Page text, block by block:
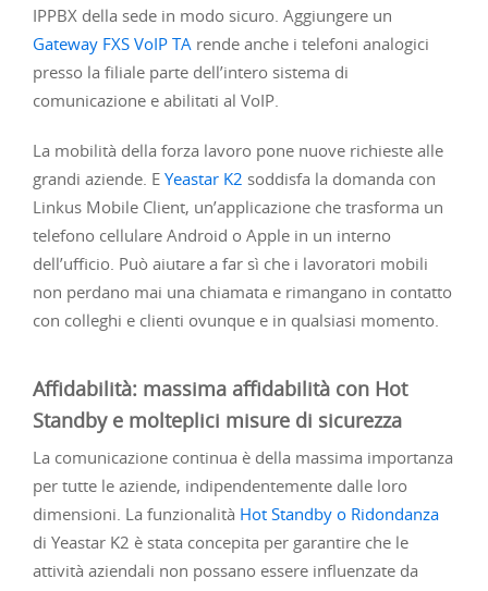
IPPBX della sede in modo sicuro. Aggiungere un
Gateway FXS VoIP TArende anche i telefoni analogici
presso la filiale parte dell’intero sistema di
comunicazione e abilitati al VoIP.
La mobilità della forza lavoro pone nuove richieste alle
grandi aziende. E Yeastar K2 soddisfa la domanda con
Linkus Mobile Client, un’applicazione che trasforma un
telefono cellulare Android o Apple in un interno
dell’ufficio. Può aiutare a far sì che i lavoratori mobili
non perdano mai una chiamata e rimangano in contatto
con colleghi e clienti ovunque e in qualsiasi momento.
Affidabilità: massima affidabilità con Hot
Standby e molteplici misure di sicurezza
La comunicazione continua è della massima importanza
per tutte le aziende, indipendentemente dalle loro
dimensioni. La funzionalità Hot Standby o Ridondanza
di Yeastar K2 è stata concepita per garantire che le
attività aziendali non possano essere influenzate da